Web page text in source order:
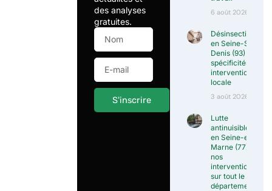
des analyses
gratuites.
Name
Email
S'inscrire
6 août 2026
Désinsectisation
en Seine-Saint-
Denis (93) :
spécificités et
intervention
locale
3 août 2026
Lutte
antinuisible
en Seine-et-
Marne (77) :
nos
interventions
sur tout le
département